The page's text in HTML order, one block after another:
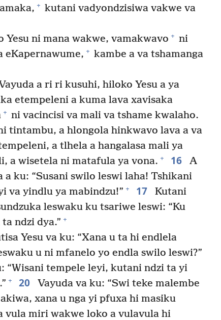
+ kutani vadyondzisiwa vakwe va
Yesu ni mana wakwe, vamakwavo + ni
eKapernawume, + kambe a va tshamanga
a ri ri kusuhi, hiloko Yesu a ya
etempeleni a kuma lava xavisaka
+ ni vacincisi va mali va tshame kwalaho.
tintambu, a hlongola hinkwavo lava a va
a tlhela a hangalasa mali ya
a wisetela ni matafula ya vona. + 16
A
a ku: “Susani swilo leswi laha! Tshikani
va yindlu ya mabindzu!” + 17
Kutani
leswaku ku tsariwe leswi: “Ku
ndzi dya.” +
Yesu va ku: “Xana u ta hi endlela
u ni mfanelo yo endla swilo leswi?”
“Wisani tempele leyi, kutani ndzi ta yi
+ 20
Vayuda va ku: “Swi teke malembe
xana u nga yi pfuxa hi masiku
vula miri wakwe loko a vulavula hi